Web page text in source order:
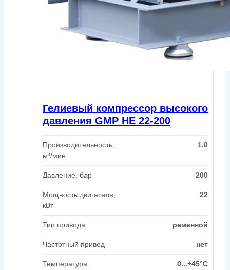
Гелиевый компрессор высокого
давления GMP HE 22-200
Производительность,
м³/мин
1.0
Давление, бар 200
Мощность двигателя,
кВт
22
Тип привода ременной
Частотный привод нет
Температура
0...+45°C